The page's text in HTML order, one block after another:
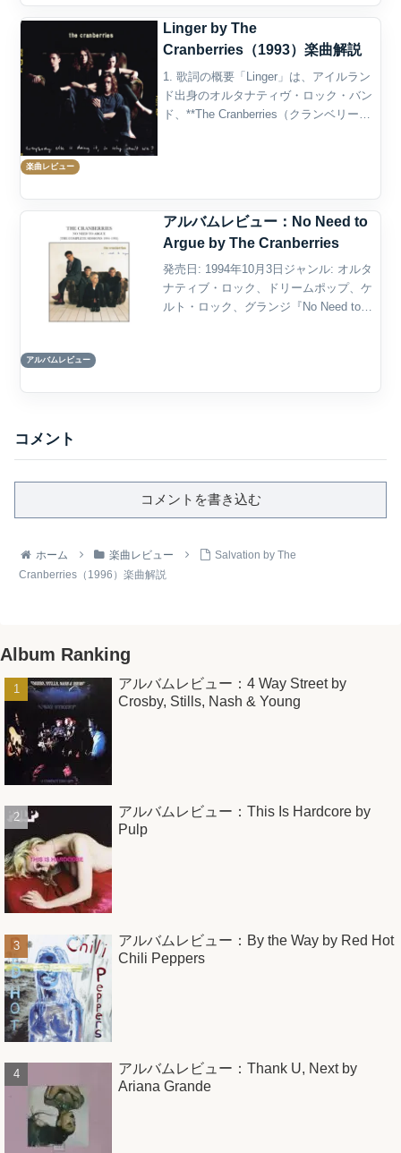
楽曲レビュー
Linger by The
Cranberries（1993）楽曲解説
1. 歌詞の概要「Linger」は、アイルラン
ド出身のオルタナティヴ・ロック・バン
ド、**The Cranberries（クランベリー
アルバムレビュー
アルバムレビュー：No Need to
Argue by The Cranberries
発売日: 1994年10月3日ジャンル: オルタ
ナティブ・ロック、ドリームポップ、ケ
ルト・ロック、グランジ『No Need to
コメント
コメントを書き込む
ホーム 楽曲レビュー
Salvation by The
Cranberries（1996）楽曲解説
Album Ranking
アルバムレビュー：4 Way Street by
Crosby, Stills, Nash & Young
アルバムレビュー：This Is Hardcore by
Pulp
アルバムレビュー：By the Way by Red Hot
Chili Peppers
アルバムレビュー：Thank U, Next by
Ariana Grande